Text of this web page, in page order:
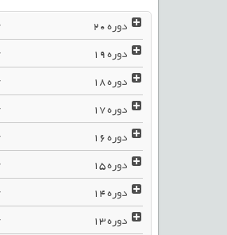
دوره
دوره
دوره
دوره
دوره
دوره
دوره
دوره